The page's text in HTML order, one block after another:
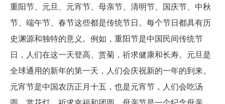
重阳节、元旦、元宵节、母亲节、清明节、国庆节、中秋
节、端午节、春节这些都是传统节日。每个节日都具有历
史渊源和独特的意义。例如，重阳节是中国民间传统节
日，人们在这一天登高、赏菊，祈求健康和长寿。元旦是
全球通用的新年的第一天，人们会庆祝新的一年的到来。
元宵节是中国农历正月十五，也是元宵节，人们会吃汤